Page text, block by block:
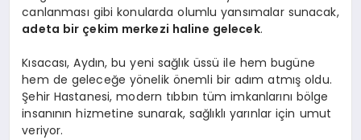
canlanması gibi konularda olumlu yansımalar sunacak,
adeta bir çekim merkezi haline gelecek.
Kısacası, Aydın, bu yeni sağlık üssü ile hem bugüne
hem de geleceğe yönelik önemli bir adım atmış oldu.
Şehir Hastanesi, modern tıbbın tüm imkanlarını bölge
insanının hizmetine sunarak, sağlıklı yarınlar için umut
veriyor.